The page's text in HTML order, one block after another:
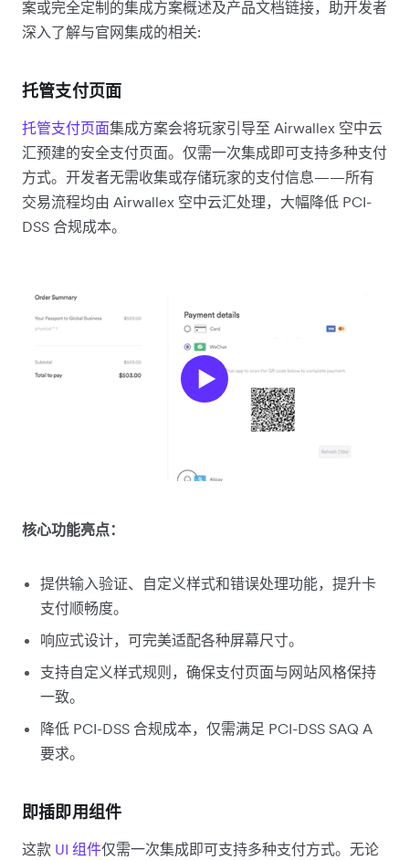
案或完全定制的集成方案概述及产品文档链接，助开发者
深入了解与官网集成的相关:
托管支付页面
托管支付页面集成方案​会将玩家引导至 Airwallex 空中云
汇预建的安全支付页面。仅需一次集成即可支持多种支付
方式。开发者无需收集或存储玩家的支付信息——所有
交易流程均由 Airwallex 空中云汇处理，大幅降低 PCI-
DSS 合规成本。
核心功能亮点：
提供输入验证、自定义样式和错误处理功能，提升卡
支付顺畅度。
响应式设计，可完美适配各种屏幕尺寸。
支持自定义样式规则，确保支付页面与网站风格保持
一致。
降低 PCI-DSS 合规成本，仅需满足 PCI-DSS SAQ A
要求。
即插即用组件
这款 UI 组件仅需一次集成即可支持多种支付方式。无论